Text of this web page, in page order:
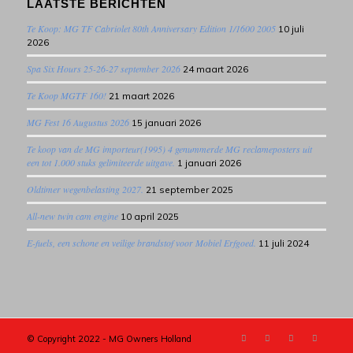
LAATSTE BERICHTEN
Te Koop: MG TF Cabriolet 80th Anniversary Edition 1/1600 2005 10 juli
2026
Spa Six Hours 25-26-27 september 2026 24 maart 2026
Te Koop MGTF 160! 21 maart 2026
MG Fest 16 Augustus 2026 15 januari 2026
Te koop van de MG importeur(1995) 4 genummerde MG reclameposters uit
een tot 1.000 stuks gelimiteerde uitgave. 1 januari 2026
Oldtimer wegenbelasting 2027. 21 september 2025
All-new twin cam engine 10 april 2025
E-fuels, een schone en veilige brandstof voor Mobiel Erfgoed. 11 juli 2024
© Copyright 2022 - MG Owners Holland